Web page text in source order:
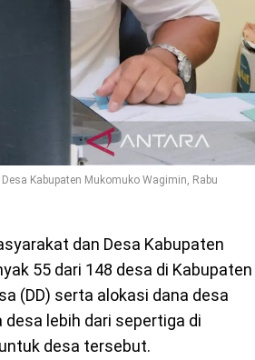
Kabupaten Mukomuko Wagimin, Rabu
dan Desa Kabupaten
55 dari 148 desa di Kabupaten
(DD) serta alokasi dana desa
desa lebih dari sepertiga di
desa tersebut.